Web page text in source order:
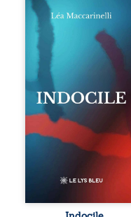
Quatre parties.
Quatre refus.
Quatre visages
d’une existence en
friction. Entre les
silences qu’on ne
déchiffre pas, les
amours qu’on
dérange, les corps
qu’on administre
et les liens qu’on
sabote, cet
ouvrage parle à
vivent trop fort,
trop vrai, trop tôt.
traversée. Une